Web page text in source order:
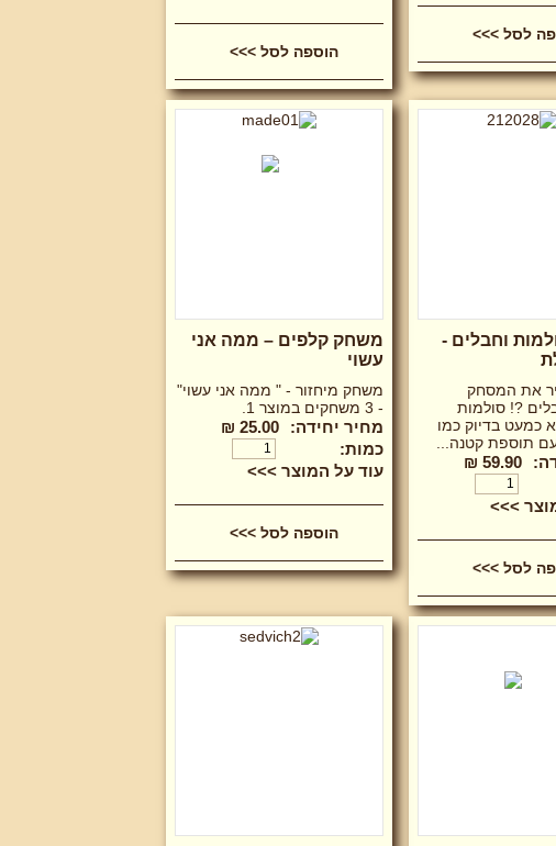
וחבלים -
את המסחק
?! סולמות
כמעט בדיוק כמו
תוספת קטנה...
59.90 ₪
>>>
משחק קלפים – ממה אני
עשוי
משחק מיחזור - " ממה אני עשוי"
- 3 משחקים במוצר 1.
מחיר יחידה:
25.00 ₪
כמות:
עוד על המוצר >>>